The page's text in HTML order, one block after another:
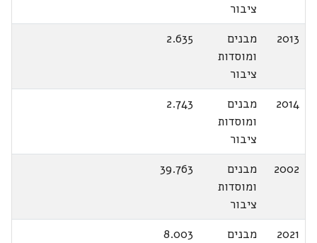
ציבור
2013
מבנים
ומוסדות
ציבור
2.635
2014
מבנים
ומוסדות
ציבור
2.743
2002
מבנים
ומוסדות
ציבור
39.763
2021
מבנים
8.003